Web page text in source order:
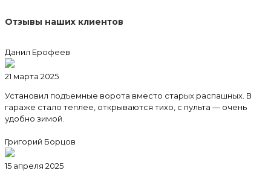
Отзывы наших клиентов
Данил Ерофеев
21 марта 2025
Установил подъемные ворота вместо старых распашных. В
гараже стало теплее, открываются тихо, с пульта — очень
удобно зимой.
Григорий Борцов
15 апреля 2025